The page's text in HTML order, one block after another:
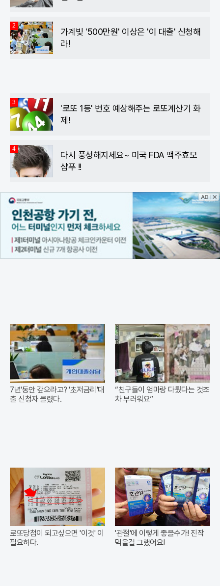
2
가계빚 '500만원' 이상은 '이 대출' 신청해
라!
3
'로또 1등' 번호 예상해주는 로또계산기 화
제!
4
다시 풍성해지세요~ 미국 FDA 맥주효모
샴푸 !!
7년'동안 갚으라고? '초저금리'대
출 신청자 몰렸다.
“친구들이 엄마랑 다퉜다는 것조
차 부러워요”
로또당첨이 되고싶으면 '이것' 이
필요하다.
'관절'에 이렇게 좋을수가! 진작
먹을걸 그랬어요!